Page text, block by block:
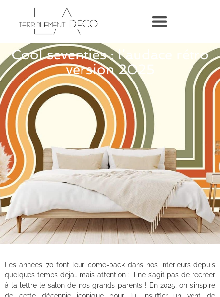
Cool seventies : l’audace rétro
version 2025
Les années 70 font leur come-back dans nos intérieurs depuis
quelques temps déjà… mais attention : il ne s’agit pas de recréer
à la lettre le salon de nos grands-parents ! En 2025, on s’inspire
de cette décennie iconique pour lui insuffler un vent de